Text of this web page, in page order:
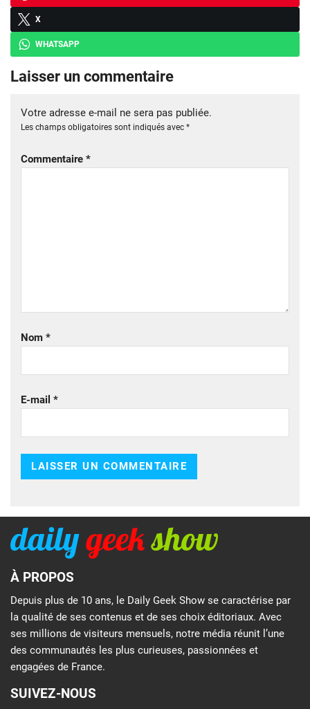
X
WHATSAPP
Laisser un commentaire
Votre adresse e-mail ne sera pas publiée.
Les champs obligatoires sont indiqués avec *
Commentaire *
Nom *
E-mail *
À PROPOS
Depuis plus de 10 ans, le Daily Geek Show se caractérise par
la qualité de ses contenus et de ses choix éditoriaux. Avec
ses millions de visiteurs mensuels, notre média réunit l’une
des communautés les plus curieuses, passionnées et
engagées de France.
SUIVEZ-NOUS